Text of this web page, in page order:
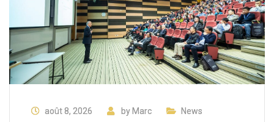
août 8, 2026 by Marc
News